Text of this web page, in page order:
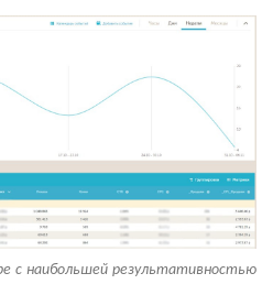
с наибольшей результативностью